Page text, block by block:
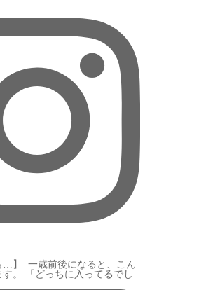
…】 ⁡ 一歳前後になると、こん
。 「どっちに入ってるでし